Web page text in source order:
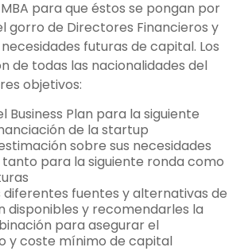
para que éstos se pongan por
gorro de Directores Financieros y
futuras de capital. Los
de todas las nacionalidades del
objetivos:
Business Plan para la siguiente
de la startup
sobre sus necesidades
para la siguiente ronda como
diferentes fuentes y alternativas de
disponibles y recomendarles la
para asegurar el
y coste mínimo de capital